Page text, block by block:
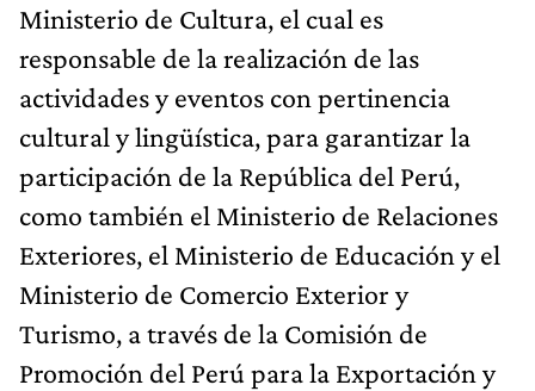
Ministerio de Cultura, el cual es
responsable de la realización de las
actividades y eventos con pertinencia
cultural y lingüística, para garantizar la
participación de la República del Perú,
como también el Ministerio de Relaciones
Exteriores, el Ministerio de Educación y el
Ministerio de Comercio Exterior y
Turismo, a través de la Comisión de
Promoción del Perú para la Exportación y